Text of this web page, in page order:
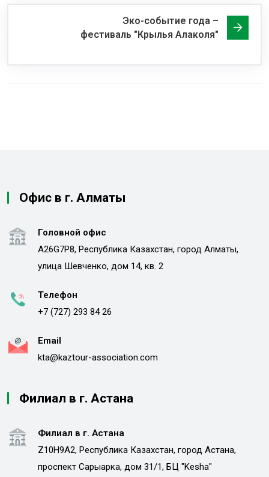
Эко-событие года –
фестиваль "Крылья Алаколя"
Офис в г. Алматы
Головной офис
A26G7P8, Республика Казахстан, город Алматы,
улица Шевченко, дом 14, кв. 2
Телефон
+7 (727) 293 84 26
Email
kta@kaztour-association.com
Филиал в г. Астана
Филиал в г. Астана
Z10H9A2, Республика Казахстан, город Астана,
проспект Сарыарка, дом 31/1, БЦ "Kesha"